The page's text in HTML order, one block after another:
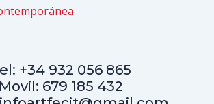
+34 932 056 865
Movil: 679 185 432